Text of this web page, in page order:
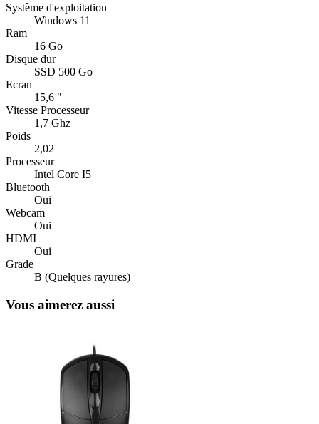
Système d'exploitation
Windows 11
Ram
16 Go
Disque dur
SSD 500 Go
Ecran
15,6 "
Vitesse Processeur
1,7 Ghz
Poids
2,02
Processeur
Intel Core I5
Bluetooth
Oui
Webcam
Oui
HDMI
Oui
Grade
B (Quelques rayures)
Vous aimerez aussi